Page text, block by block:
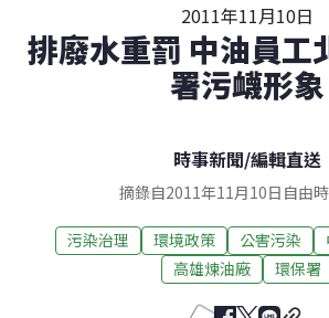
2011年11月10日
排廢水重罰 中油員工
署污衊形象
時事新聞/編輯直送
摘錄自2011年11月10日自由
污染治理 環境政策 公害污染
高雄煉油廠
環保署